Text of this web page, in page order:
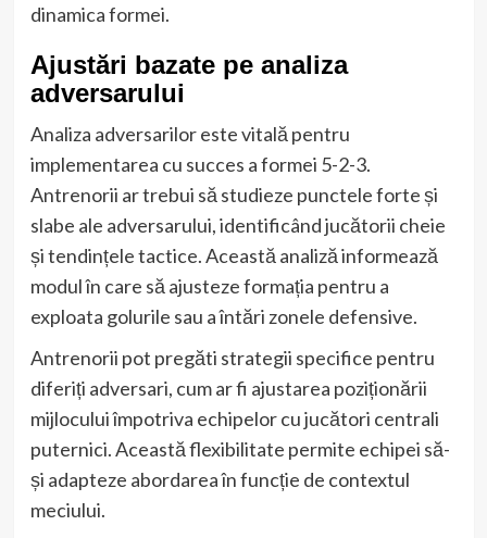
dinamica formei.
Ajustări bazate pe analiza
adversarului
Analiza adversarilor este vitală pentru
implementarea cu succes a formei 5-2-3.
Antrenorii ar trebui să studieze punctele forte și
slabe ale adversarului, identificând jucătorii cheie
și tendințele tactice. Această analiză informează
modul în care să ajusteze formația pentru a
exploata golurile sau a întări zonele defensive.
Antrenorii pot pregăti strategii specifice pentru
diferiți adversari, cum ar fi ajustarea poziționării
mijlocului împotriva echipelor cu jucători centrali
puternici. Această flexibilitate permite echipei să-
și adapteze abordarea în funcție de contextul
meciului.